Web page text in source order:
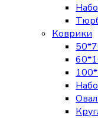
Коврики